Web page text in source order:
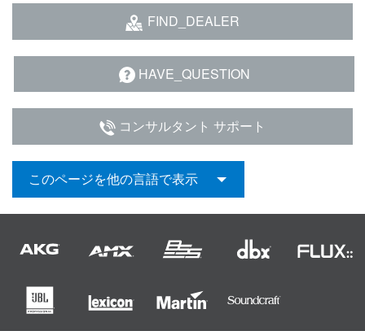
FIND_DEALER
HAVE_QUESTION
コンサルタント サポート
このページを他の言語で表示